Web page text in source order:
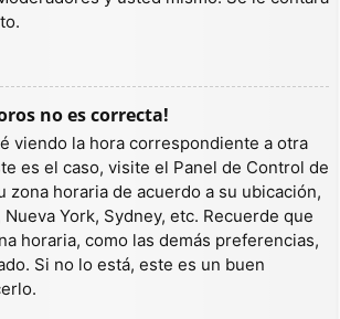
no es correcta!
viendo la hora correspondiente a otra
es el caso, visite el Panel de Control de
zona horaria de acuerdo a su ubicación,
York, Sydney, etc. Recuerde que
horaria, como las demás preferencias,
Si no lo está, este es un buen